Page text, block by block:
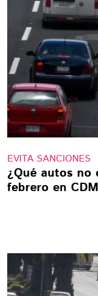
EVITA SANCIONES
¿Qué autos no
febrero en